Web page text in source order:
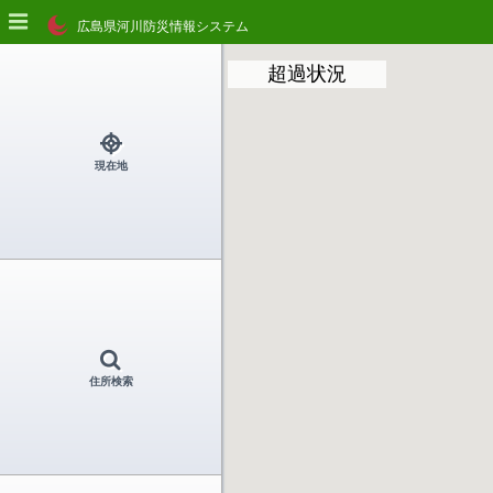
広島県河川防災情報システム
現在地
住所検索
超過状況